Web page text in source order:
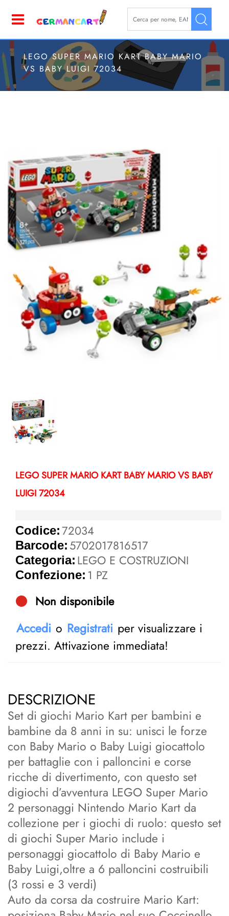
La modifica di un filtro
LEGO SUPER MARIO KART BABY MARIO
VS BABY LUIGI 72034
LEGO SUPER MARIO KART BABY MARIO VS BABY
LUIGI 72034
Codice:72034
Barcode: 5702017816517
Categoria: LEGO E COSTRUZIONI
Confezione: 1 PZ
Non disponibile
Accedi o Registrati per visualizzare i
prezzi. Attivazione immediata!
DESCRIZIONE
Set di giochi Mario Kart per bambini e
bambine da 8 anni in su: unisci le forze
con Baby Mario o Baby Luigi giocattolo
per battaglie con i palloncini e corse
ricche di divertimento, con questo set
digiochi d’avventura LEGO Super Mario
2 personaggi Nintendo Mario Kart da
collezione per i giochi di ruolo: questo set
di giochi Super Mario include i
personaggi giocattolo di Baby Mario e
Baby Luigi,oltre a 6 palloncini costruibili
(3 rossi e 3 verdi)
Auto da corsa da costruire Mario Kart: